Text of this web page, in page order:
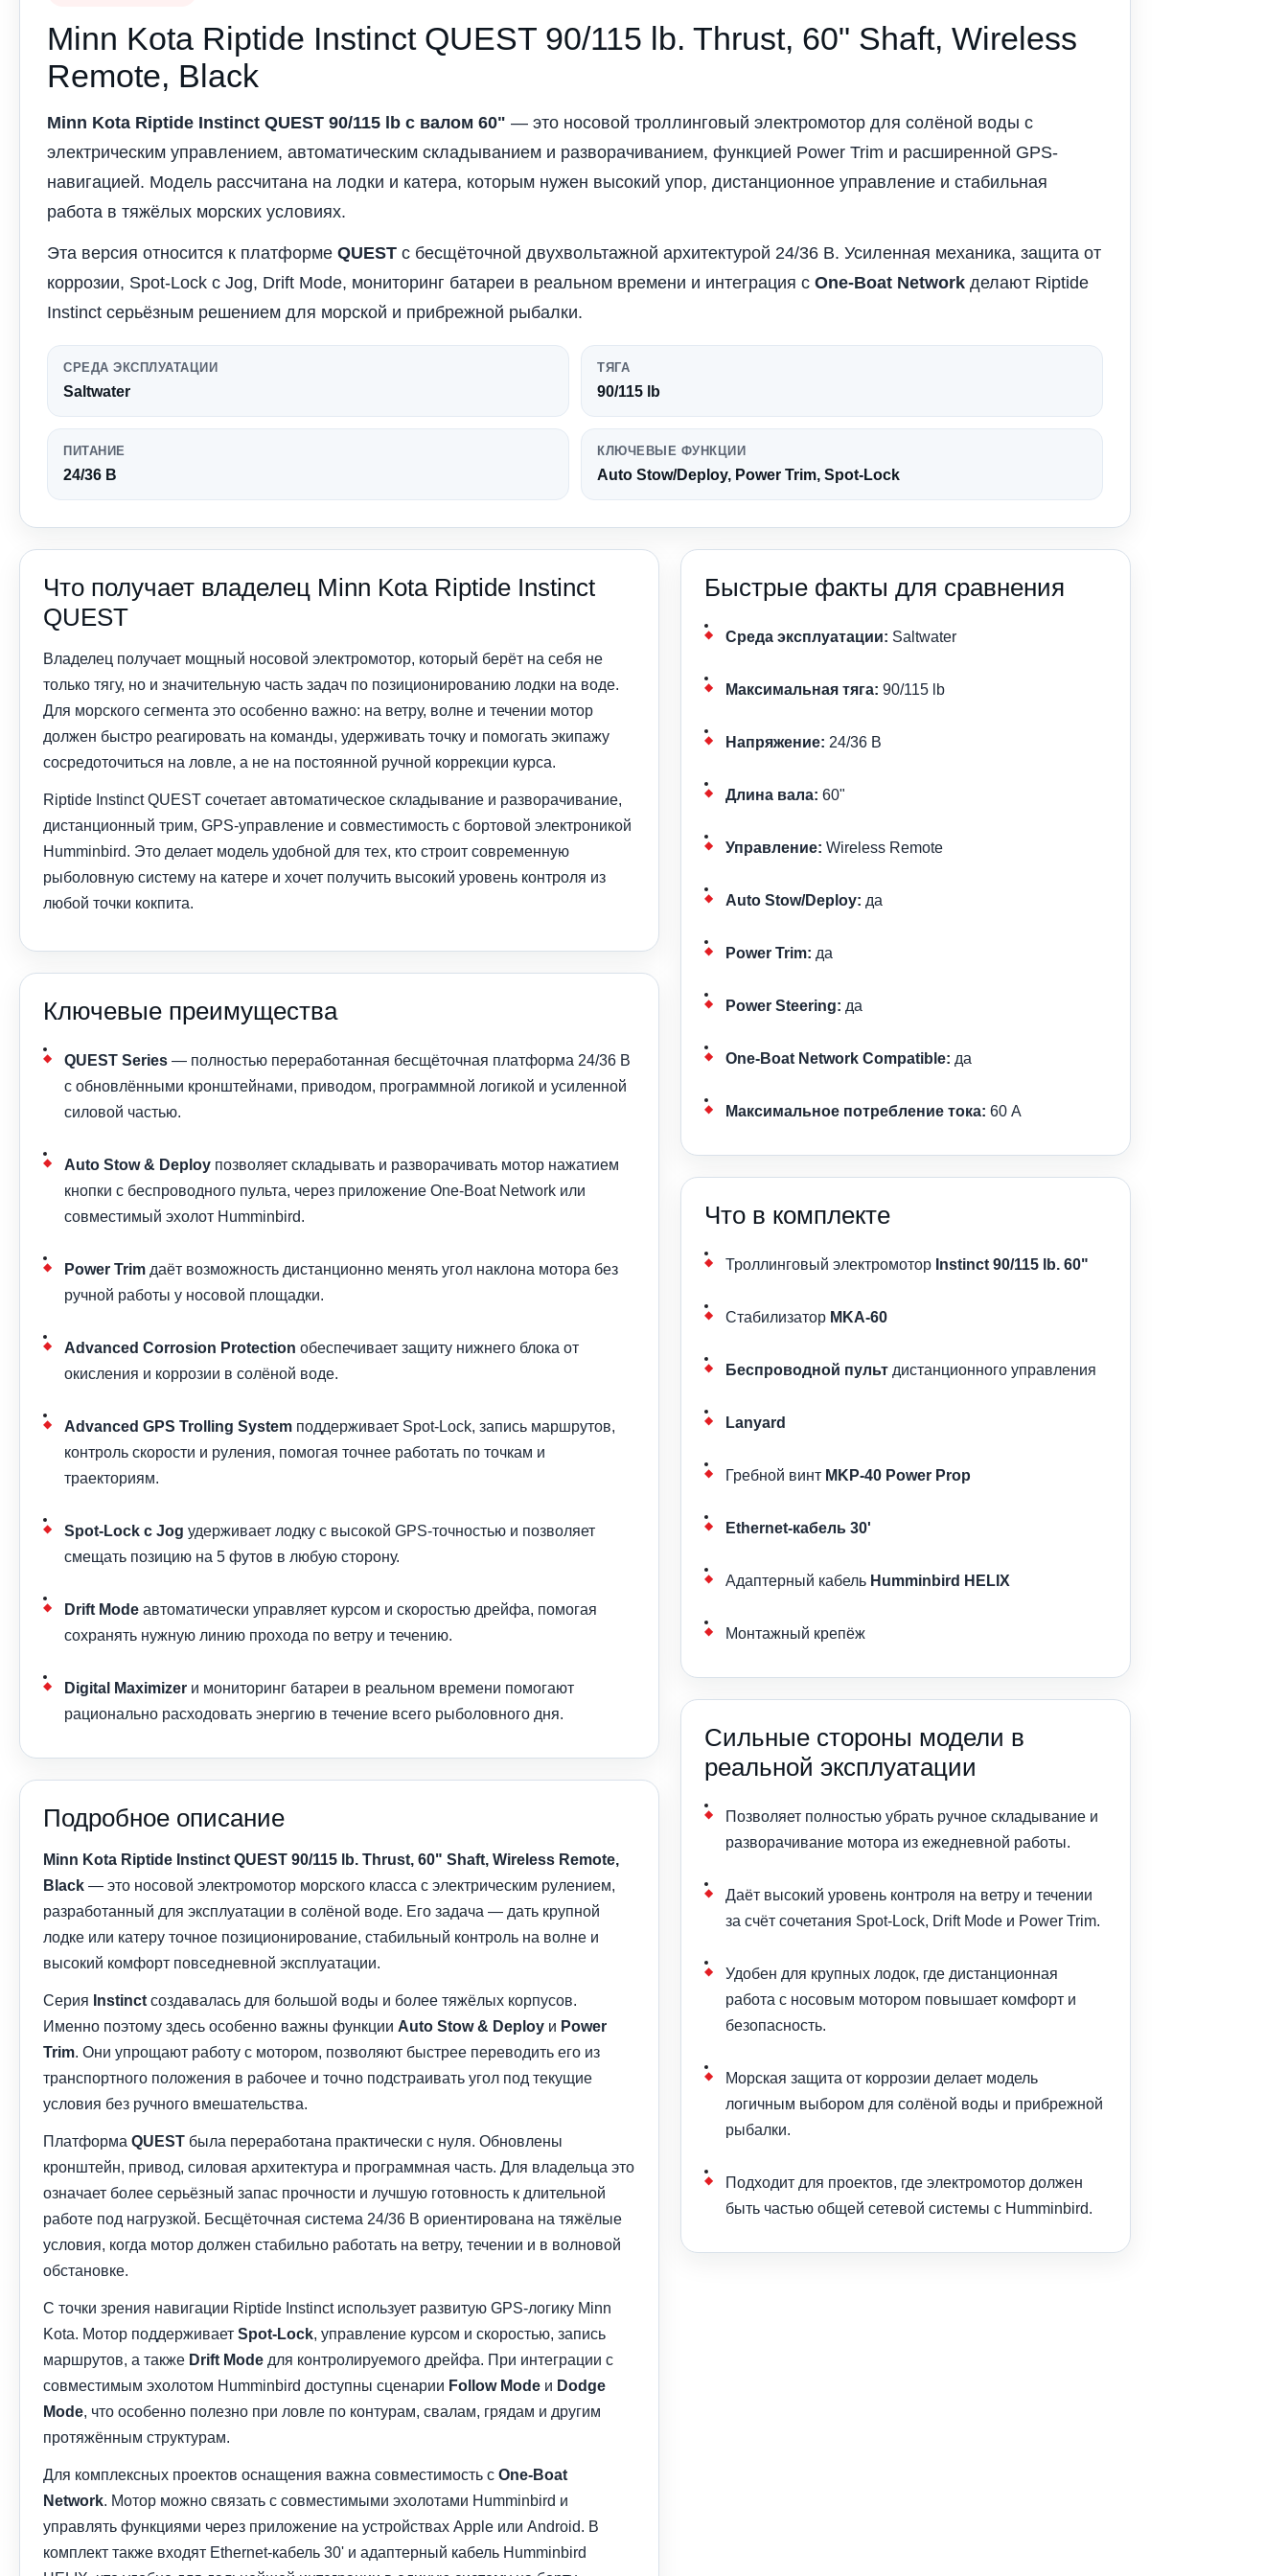
Minn Kota Riptide Instinct QUEST 90/115 lb. Thrust, 60" Shaft, Wireless
Remote, Black
Minn Kota Riptide Instinct QUEST 90/115 lb с валом 60" — это носовой троллинговый электромотор для солёной воды с
электрическим управлением, автоматическим складыванием и разворачиванием, функцией Power Trim и расширенной GPS-
навигацией. Модель рассчитана на лодки и катера, которым нужен высокий упор, дистанционное управление и стабильная
работа в тяжёлых морских условиях.
Эта версия относится к платформе QUEST с бесщёточной двухвольтажной архитектурой 24/36 В. Усиленная механика, защита от
коррозии, Spot-Lock с Jog, Drift Mode, мониторинг батареи в реальном времени и интеграция с One-Boat Network делают Riptide
Instinct серьёзным решением для морской и прибрежной рыбалки.
СРЕДА ЭКСПЛУАТАЦИИ
Saltwater
ТЯГА
90/115 lb
ПИТАНИЕ
24/36 В
КЛЮЧЕВЫЕ ФУНКЦИИ
Auto Stow/Deploy, Power Trim, Spot-Lock
Что получает владелец Minn Kota Riptide Instinct
QUEST
Владелец получает мощный носовой электромотор, который берёт на себя не
только тягу, но и значительную часть задач по позиционированию лодки на воде.
Для морского сегмента это особенно важно: на ветру, волне и течении мотор
должен быстро реагировать на команды, удерживать точку и помогать экипажу
сосредоточиться на ловле, а не на постоянной ручной коррекции курса.
Riptide Instinct QUEST сочетает автоматическое складывание и разворачивание,
дистанционный трим, GPS-управление и совместимость с бортовой электроникой
Humminbird. Это делает модель удобной для тех, кто строит современную
рыболовную систему на катере и хочет получить высокий уровень контроля из
любой точки кокпита.
Ключевые преимущества
QUEST Series — полностью переработанная бесщёточная платформа 24/36 В
с обновлёнными кронштейнами, приводом, программной логикой и усиленной
силовой частью.
Auto Stow & Deploy позволяет складывать и разворачивать мотор нажатием
кнопки с беспроводного пульта, через приложение One-Boat Network или
совместимый эхолот Humminbird.
Power Trim даёт возможность дистанционно менять угол наклона мотора без
ручной работы у носовой площадки.
Advanced Corrosion Protection обеспечивает защиту нижнего блока от
окисления и коррозии в солёной воде.
Advanced GPS Trolling System поддерживает Spot-Lock, запись маршрутов,
контроль скорости и руления, помогая точнее работать по точкам и
траекториям.
Spot-Lock с Jog удерживает лодку с высокой GPS-точностью и позволяет
смещать позицию на 5 футов в любую сторону.
Drift Mode автоматически управляет курсом и скоростью дрейфа, помогая
сохранять нужную линию прохода по ветру и течению.
Digital Maximizer и мониторинг батареи в реальном времени помогают
рационально расходовать энергию в течение всего рыболовного дня.
Подробное описание
Minn Kota Riptide Instinct QUEST 90/115 lb. Thrust, 60" Shaft, Wireless Remote,
Black — это носовой электромотор морского класса с электрическим рулением,
разработанный для эксплуатации в солёной воде. Его задача — дать крупной
лодке или катеру точное позиционирование, стабильный контроль на волне и
высокий комфорт повседневной эксплуатации.
Серия Instinct создавалась для большой воды и более тяжёлых корпусов.
Именно поэтому здесь особенно важны функции Auto Stow & Deploy и Power
Trim. Они упрощают работу с мотором, позволяют быстрее переводить его из
транспортного положения в рабочее и точно подстраивать угол под текущие
условия без ручного вмешательства.
Платформа QUEST была переработана практически с нуля. Обновлены
кронштейн, привод, силовая архитектура и программная часть. Для владельца это
означает более серьёзный запас прочности и лучшую готовность к длительной
работе под нагрузкой. Бесщёточная система 24/36 В ориентирована на тяжёлые
условия, когда мотор должен стабильно работать на ветру, течении и в волновой
обстановке.
С точки зрения навигации Riptide Instinct использует развитую GPS-логику Minn
Kota. Мотор поддерживает Spot-Lock, управление курсом и скоростью, запись
маршрутов, а также Drift Mode для контролируемого дрейфа. При интеграции с
совместимым эхолотом Humminbird доступны сценарии Follow Mode и Dodge
Mode, что особенно полезно при ловле по контурам, свалам, грядам и другим
протяжённым структурам.
Для комплексных проектов оснащения важна совместимость с One-Boat
Network. Мотор можно связать с совместимыми эхолотами Humminbird и
управлять функциями через приложение на устройствах Apple или Android. В
комплект также входят Ethernet-кабель 30' и адаптерный кабель Humminbird
Быстрые факты для сравнения
Среда эксплуатации: Saltwater
Максимальная тяга: 90/115 lb
Напряжение: 24/36 В
Длина вала: 60"
Управление: Wireless Remote
Auto Stow/Deploy: да
Power Trim: да
Power Steering: да
One-Boat Network Compatible: да
Максимальное потребление тока: 60 А
Что в комплекте
Троллинговый электромотор Instinct 90/115 lb. 60"
Стабилизатор MKA-60
Беспроводной пультдистанционного управления
Lanyard
Гребной винт MKP-40 Power Prop
Ethernet-кабель 30'
Адаптерный кабель Humminbird HELIX
Монтажный крепёж
Сильные стороны модели в
реальной эксплуатации
Позволяет полностью убрать ручное складывание и
разворачивание мотора из ежедневной работы.
Даёт высокий уровень контроля на ветру и течении
за счёт сочетания Spot-Lock, Drift Mode и Power Trim.
Удобен для крупных лодок, где дистанционная
работа с носовым мотором повышает комфорт и
безопасность.
Морская защита от коррозии делает модель
логичным выбором для солёной воды и прибрежной
рыбалки.
Подходит для проектов, где электромотор должен
быть частью общей сетевой системы с Humminbird.